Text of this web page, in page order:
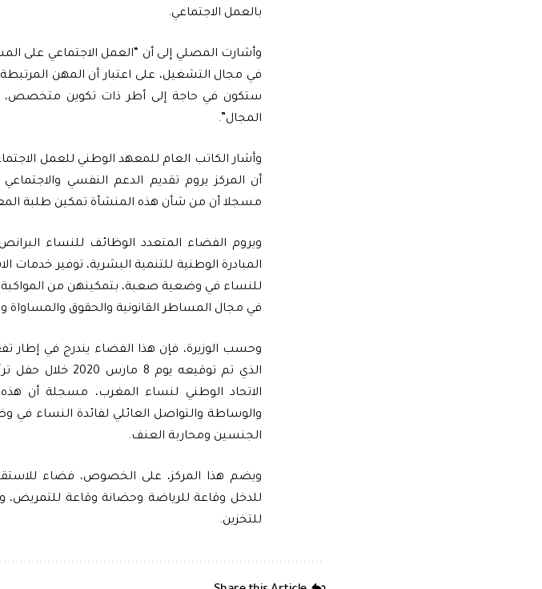
بالعمل الاجتماعي.
وأشارت المصلي إلى أن “العمل الاجتماعي على
في مجال التشغيل، على اعتبار أن المهن
ستكون في حاجة إلى أطر ذات تكوين متخصص،
المجال”.
وأشار الكاتب العام للمعهد الوطني للعمل
أن المركز يروم تقديم الدعم النفسي
مسجلا أن من شأن هذه المنشأة تمكين طلبة
ويروم الفضاء المتعدد الوظائف للنساء
المبادرة الوطنية للتنمية البشرية، توفير خدمات
للنساء في وضعية صعبة، بتمكينهن من المواكبة
في مجال المساطر القانونية والحقوق والمساواة
وحسب الوزيرة، فإن هذا الفضاء يندرج في إطار
الذي تم توقيعه
الاتحاد الوطني لنساء المغرب، مسجلة أن هذه
والوساطة والتواصل العائلي لفائدة النساء
الجنسين ومحاربة العنف.
ويضم هذا المركز، على الخصوص، فضاء
للدخل وقاعة للرياضة وحضانة وقاعة للتمريض،
للتخزين.